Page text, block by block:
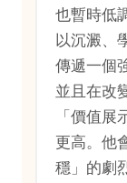
也暫時低
以沉澱、
傳遞一個
並且在改
「價值
更高。他
穩」的劇